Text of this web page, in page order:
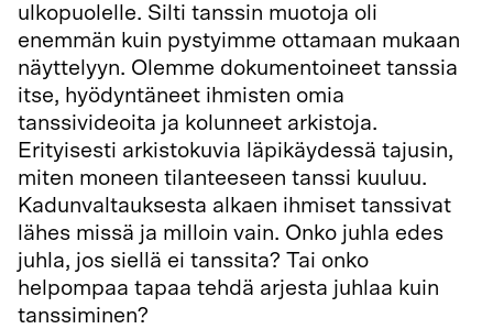
ulkopuolelle. Silti tanssin muotoja oli
enemmän kuin pystyimme ottamaan mukaan
näyttelyyn. Olemme dokumentoineet tanssia
itse, hyödyntäneet ihmisten omia
tanssivideoita ja kolunneet arkistoja.
Erityisesti arkistokuvia läpikäydessä tajusin,
miten moneen tilanteeseen tanssi kuuluu.
Kadunvaltauksesta alkaen ihmiset tanssivat
lähes missä ja milloin vain. Onko juhla edes
juhla, jos siellä ei tanssita? Tai onko
helpompaa tapaa tehdä arjesta juhlaa kuin
tanssiminen?